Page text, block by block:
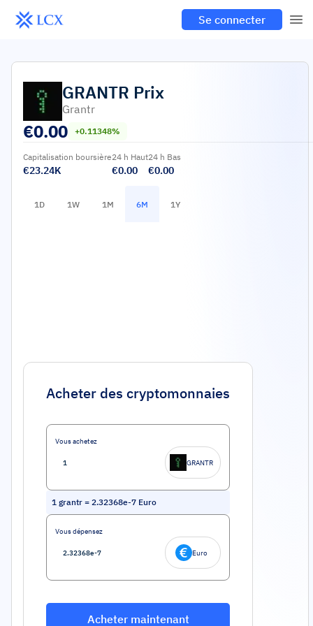
Se connecter
GRANTR Prix
Grantr
€0.00 +0.11348%
Capitalisation boursière
€23.24K
24 h Haut
€0.00
24 h Bas
€0.00
1D 1W 1M 6M 1Y
Acheter des cryptomonnaies
Vous achetez
GRANTR
1 grantr = 2.32368e-7 Euro
Vous dépensez
Euro
Acheter maintenant